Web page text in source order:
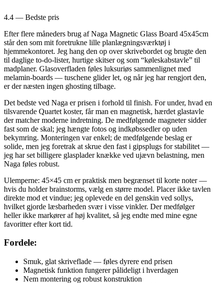
4.4 — Bedste pris
Efter flere måneders brug af Naga Magnetic Glass Board 45x45cm
står den som mit foretrukne lille planlægningsværktøj i
hjemmekontoret. Jeg hang den op over skrivebordet og brugte den
til daglige to-do-lister, hurtige skitser og som “køleskabstavle” til
madplaner. Glasoverfladen føles luksuriøs sammenlignet med
melamin-boards — tuschene glider let, og når jeg har rengjort den,
er der næsten ingen ghosting tilbage.
Det bedste ved Naga er prisen i forhold til finish. For under, hvad en
tilsvarende Quartet koster, får man en magnetisk, hærdet glastavle
der matcher moderne indretning. De medfølgende magneter sidder
fast som de skal; jeg hængte fotos og indkøbssedler op uden
bekymring. Monteringen var enkel; de medfølgende beslag er
solide, men jeg foretrak at skrue den fast i gipsplugs for stabilitet —
jeg har set billigere glasplader knække ved ujævn belastning, men
Naga føles robust.
Ulemperne: 45×45 cm er praktisk men begrænset til korte noter —
hvis du holder brainstorms, vælg en større model. Placer ikke tavlen
direkte mod et vindue; jeg oplevede en del genskin ved sollys,
hvilket gjorde læsbarheden svær i visse vinkler. Der medfølger
heller ikke markører af høj kvalitet, så jeg endte med mine egne
favoritter efter kort tid.
Fordele:
Smuk, glat skriveflade — føles dyrere end prisen
Magnetisk funktion fungerer pålideligt i hverdagen
Nem montering og robust konstruktion